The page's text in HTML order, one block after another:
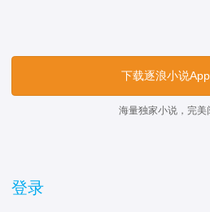
下载逐浪小说
海量独家小说，完美
登录